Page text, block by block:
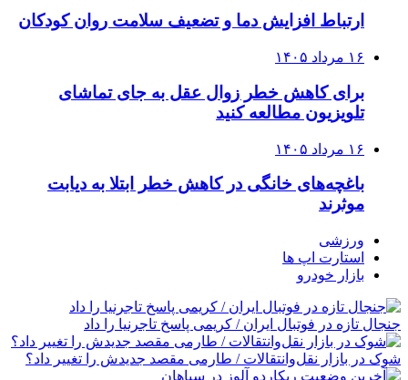
ارتباط افزایش دما و تضعیف سلامت روان کودکان
۱۶ مرداد ۱۴۰۵
برای کاهش خطر زوال عقل به جای تماشای
تلویزیون مطالعه کنید
۱۶ مرداد ۱۴۰۵
باغچه‌های خانگی در کاهش خطر ابتلا به دیابت
موثرند
ورزشی
استارت اپ ها
بازار خودرو
جنجال تازه در فوتبال ایران / کریمی پاسخ تاجرنیا را داد
شوک در بازار نقل‌وانتقالات / طارمی مقصد جدیدش را تغییر داد؟